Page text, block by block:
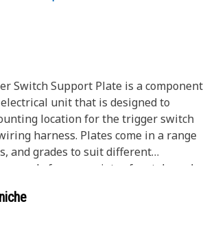
Switch Support Plate is a component
unit that is designed to
location for the trigger switch
harness. Plates come in a range
and grades to suit different
made from a variety of metals such